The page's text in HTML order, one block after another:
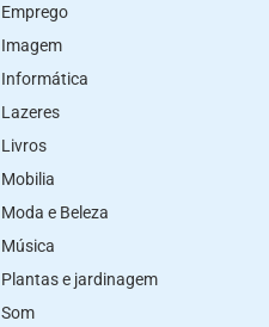
Emprego
Imagem
Informática
Lazeres
Livros
Mobilia
Moda e Beleza
Música
Plantas e jardinagem
Som